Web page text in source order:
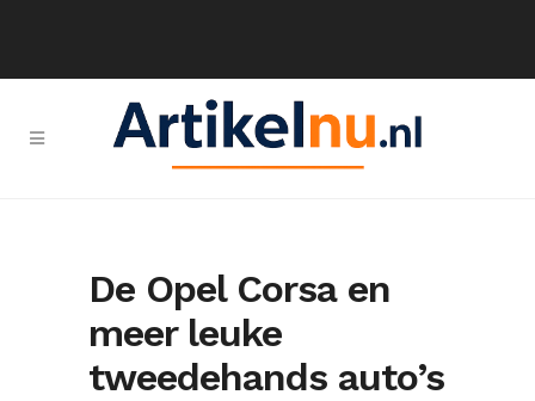
De Opel Corsa en
meer leuke
tweedehands auto’s